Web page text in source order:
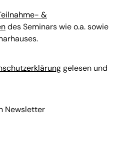
&
des Seminars wie o.a. sowie
gelesen und
Newsletter